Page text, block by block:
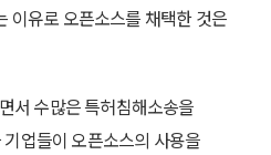
이유로 오픈소스를 채택한 것은
서 수많은 특허침해소송을
업들이 오픈소스의 사용을